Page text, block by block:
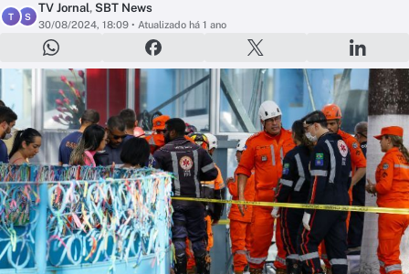
T S
TV Jornal, SBT News
30/08/2024, 18:09 • Atualizado há 1 ano